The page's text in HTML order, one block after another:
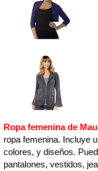
Ropa femenina de
ropa femenina. Incluye
colores, y diseños.
pantalones, vestidos,